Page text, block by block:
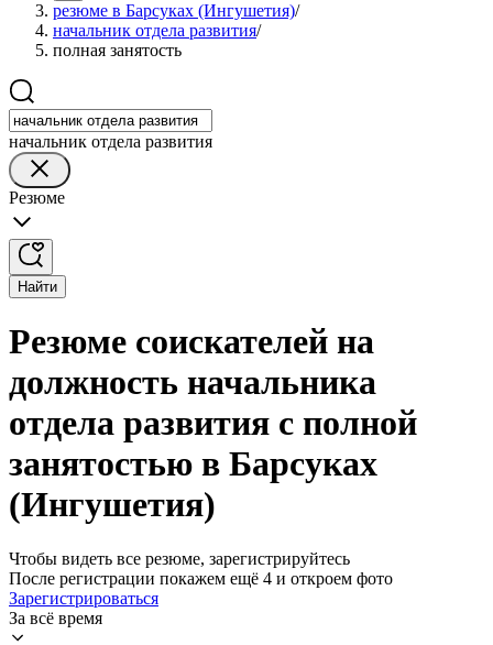
резюме в Барсуках (Ингушетия)/
начальник отдела развития/
полная занятость
начальник отдела развития
Резюме
Найти
Резюме соискателей на
должность начальника
отдела развития с полной
занятостью в Барсуках
(Ингушетия)
Чтобы видеть все резюме, зарегистрируйтесь
После регистрации покажем ещё 4 и откроем фото
Зарегистрироваться
За всё время